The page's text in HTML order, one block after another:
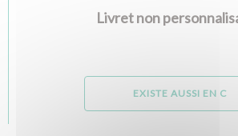
Livret non
EXISTE AUSSI EN C